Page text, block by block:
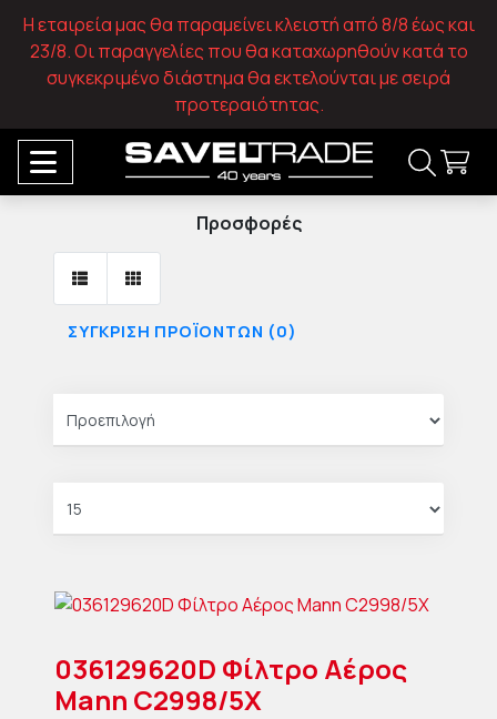
Η εταιρεία μας θα παραμείνει κλειστή από 8/8 έως και
23/8. Οι παραγγελίες που θα καταχωρηθούν κατά το
συγκεκριμένο διάστημα θα εκτελούνται με σειρά
προτεραιότητας.
Προσφορές
ΣΎΓΚΡΙΣΗ ΠΡΟΪΌΝΤΩΝ (0)
036129620D Φίλτρο Αέρος
Mann C2998/5X